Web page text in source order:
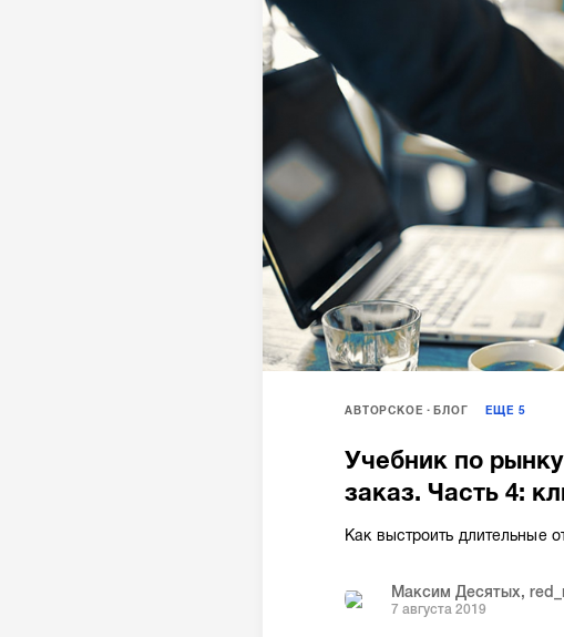
АВТОРСКОЕ БЛОГ ЕЩЕ 5
Учебник по
заказ. Часть 4:
Как выстроить длительные
Максим Десятых,
7 августа 2019